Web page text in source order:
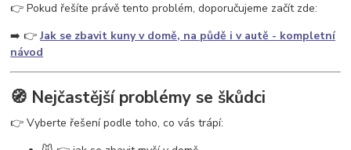
👉 Pokud řešíte právě tento problém, doporučujeme začít zde:
➡️ 👉Jak se zbavit kuny v domě, na půdě i v autě - kompletní
návod
🧭 Nejčastější problémy se škůdci
👉 Vyberte řešení podle toho, co vás trápí: